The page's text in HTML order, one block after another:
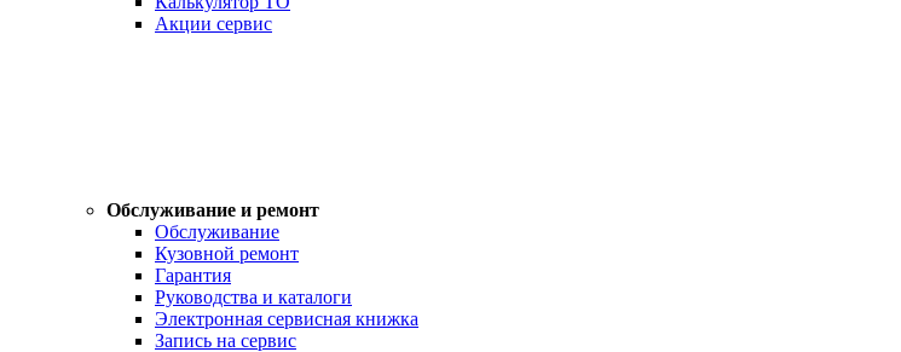
Акции сервис
Обслуживание и ремонт
Обслуживание
Кузовной ремонт
Гарантия
Руководства и каталоги
Электронная сервисная книжка
Запись на сервис